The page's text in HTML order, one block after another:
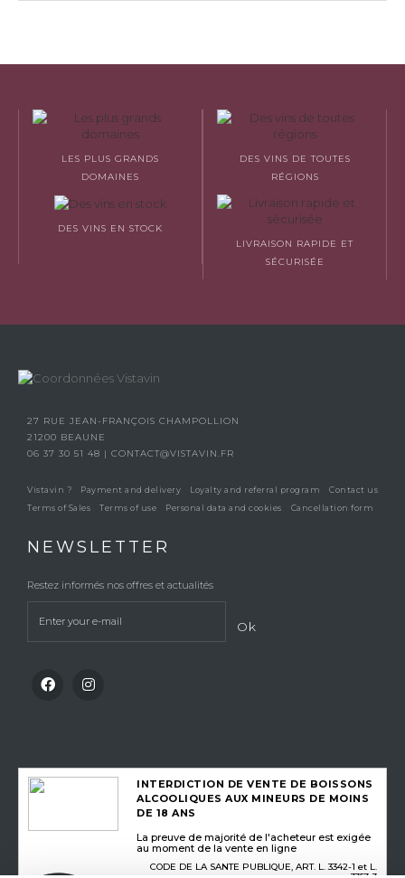
LES PLUS GRANDS
DOMAINES
DES VINS DE TOUTES
RÉGIONS
DES VINS EN STOCK
LIVRAISON RAPIDE ET
SÉCURISÉE
27 RUE JEAN-FRANÇOIS CHAMPOLLION
21200 BEAUNE
06 37 30 51 48 | CONTACT@VISTAVIN.FR
Vistavin ? Payment and delivery Loyalty and referral program
Contact us
Terms of Sales
Terms of use Personal data and cookies Cancellation form
NEWSLETTER
Restez informés nos offres et actualités
Ok
INTERDICTION DE VENTE DE BOISSONS
ALCOOLIQUES AUX MINEURS DE MOINS
DE 18 ANS
La preuve de majorité de l'acheteur est exigée
au moment de la vente en ligne
CODE DE LA SANTE PUBLIQUE, ART. L. 3342-1 et L.